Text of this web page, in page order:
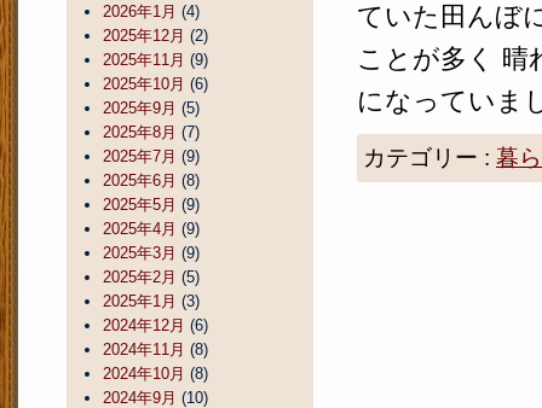
ていた田んぼ
ことが多く 晴
になっていま
カテゴリー : 暮
2026年1月 (4)
2025年12月 (2)
2025年11月 (9)
2025年10月 (6)
2025年9月 (5)
2025年8月 (7)
2025年7月 (9)
2025年6月 (8)
2025年5月 (9)
2025年4月 (9)
2025年3月 (9)
2025年2月 (5)
2025年1月 (3)
2024年12月 (6)
2024年11月 (8)
2024年10月 (8)
2024年9月 (10)